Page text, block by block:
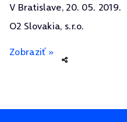
V Bratislave, 20. 05. 2019.
O2 Slovakia, s.r.o.
Zobraziť »